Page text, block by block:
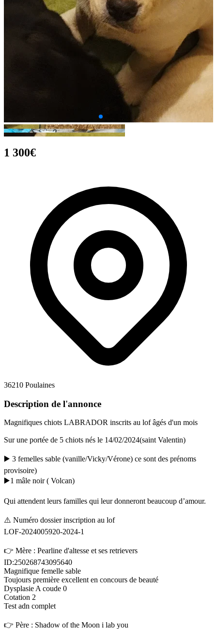
1 300€
36210 Poulaines
Description de l'annonce
Magnifiques chiots LABRADOR inscrits au lof âgés d'un mois
Sur une portée de 5 chiots nés le 14/02/2024(saint Valentin)
▶️ 3 femelles sable (vanille/Vicky/Vérone) ce sont des prénoms
provisoire)
▶️1 mâle noir ( Volcan)
Qui attendent leurs familles qui leur donneront beaucoup d’amour.
⚠️ Numéro dossier inscription au lof
LOF-2024005920-2024-1
👉 Mère : Pearline d'altesse et ses retrievers
ID:250268743095640
Magnifique femelle sable
Toujours première excellent en concours de beauté
Dysplasie A coude 0
Cotation 2
Test adn complet
👉 Père : Shadow of the Moon i lab you